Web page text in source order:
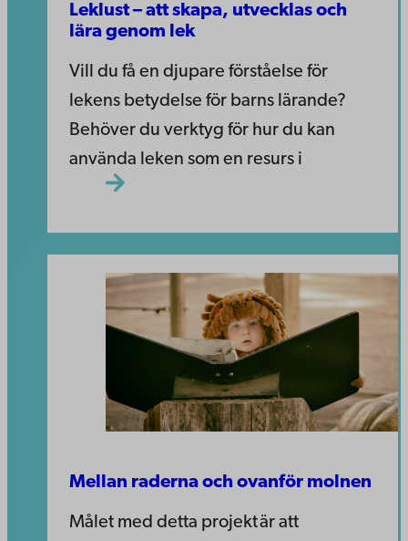
Leklust – att skapa, utvecklas och
lära genom lek
Vill du få en djupare förståelse för
lekens betydelse för barns lärande?
Behöver du verktyg för hur du kan
använda leken som en resurs i
Mellan raderna och ovanför molnen
Målet med detta projekt är att